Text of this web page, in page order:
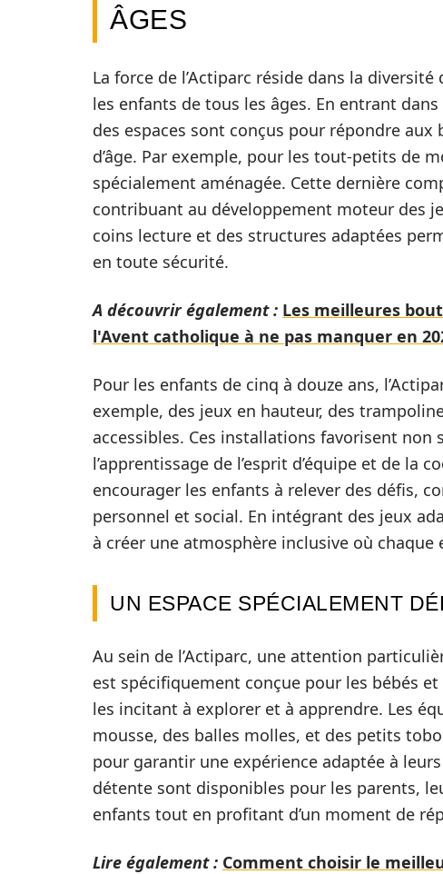
ÂGES
La force de l’Actiparc réside dans la
les enfants de tous les âges. En entrant
des espaces sont conçus pour répondre
d’âge. Par exemple, pour les tout-petits de
spécialement aménagée. Cette dernière
contribuant au développement moteur des
coins lecture et des structures adaptées
en toute sécurité.
A découvrir également : Les meilleures
l'Avent catholique à ne pas manquer en
Pour les enfants de cinq à douze ans,
exemple, des jeux en hauteur, des
accessibles. Ces installations favorisent
l’apprentissage de l’esprit d’équipe et de la
encourager les enfants à relever des défis,
personnel et social. En intégrant des jeux
à créer une atmosphère inclusive où chaque
UN ESPACE SPÉCIALEMENT
Au sein de l’Actiparc, une attention
est spécifiquement conçue pour les bébés
les incitant à explorer et à apprendre. Les
mousse, des balles molles, et des petits
pour garantir une expérience adaptée à
détente sont disponibles pour les parents,
enfants tout en profitant d’un moment de
Lire également : Comment choisir le